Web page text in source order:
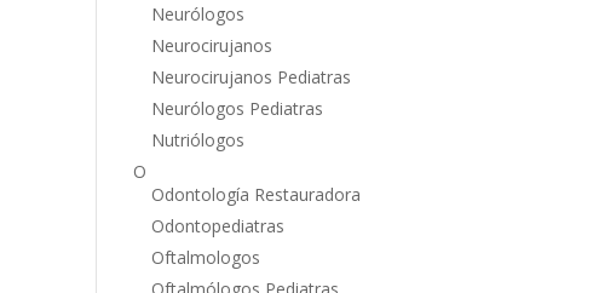
Neurólogos
Neurocirujanos
Neurocirujanos Pediatras
Neurólogos Pediatras
Nutriólogos
O
Odontología Restauradora
Odontopediatras
Oftalmologos
Oftalmólogos Pediatras